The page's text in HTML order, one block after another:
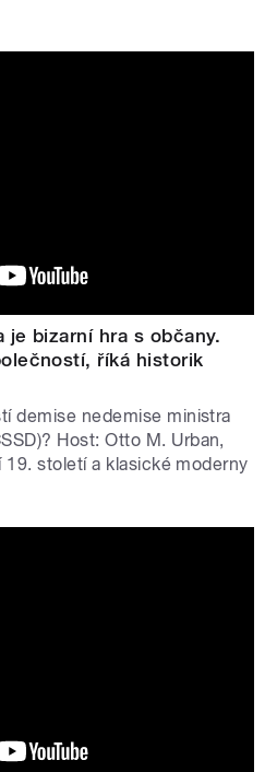
je bizarní hra s občany.
říká historik
demise nedemise ministra
Host: Otto M. Urban,
století a klasické moderny